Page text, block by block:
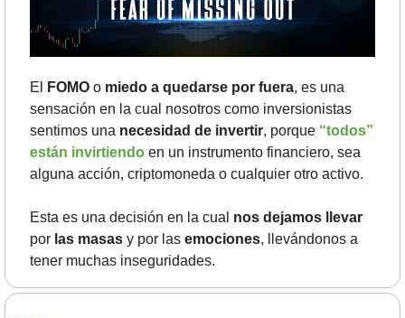
El FOMO o miedo a quedarse por fuera, es una
sensación en la cual nosotros como inversionistas
sentimos una necesidad de invertir, porque “todos”
están invirtiendo en un instrumento financiero, sea
alguna acción, criptomoneda o cualquier otro activo.
Esta es una decisión en la cual
por las masas y por las emociones, llevándonos a
tener muchas inseguridades.